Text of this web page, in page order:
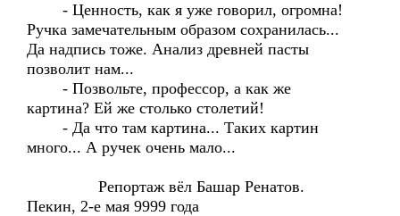
- Ценность, как я уже говорил, огромна!
Ручка замечательным образом сохранилась...
Да надпись тоже. Анализ древней пасты
позволит нам...
- Позвольте, профессор, а как же
картина? Ей же столько столетий!
- Да что там картина... Таких картин
много... А ручек очень мало...
Репортаж вёл Башар Ренатов.
Пекин, 2-е мая 9999 года